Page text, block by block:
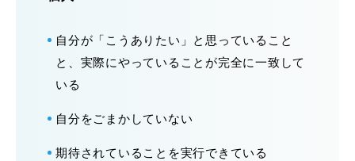
自分が「こうありたい」と思っていること
と、実際にやっていることが完全に一致して
いる
自分をごまかしていない
期待されていることを実行できている